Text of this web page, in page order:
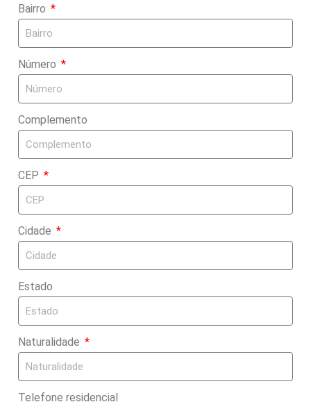
Bairro
Número
Complemento
CEP
Cidade
Estado
Naturalidade
Telefone residencial